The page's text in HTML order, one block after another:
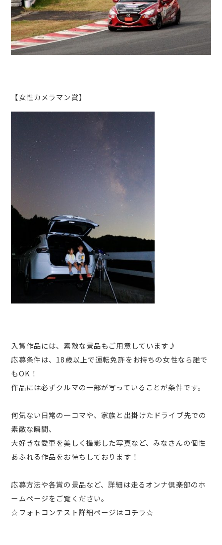
【女性カメラマン賞】
入賞作品には、素敵な景品もご用意しています♪
応募条件は、18歳以上で運転免許をお持ちの女性なら誰で
もOK！
作品には必ずクルマの一部が写っていることが条件です。
何気ない日常の一コマや、家族と出掛けたドライブ先での
素敵な瞬間、
大好きな愛車を美しく撮影した写真など、みなさんの個性
あふれる作品をお待ちしております！
応募方法や各賞の景品など、詳細は走るオンナ倶楽部のホ
ームページをご覧ください。
☆フォトコンテスト詳細ページはコチラ☆